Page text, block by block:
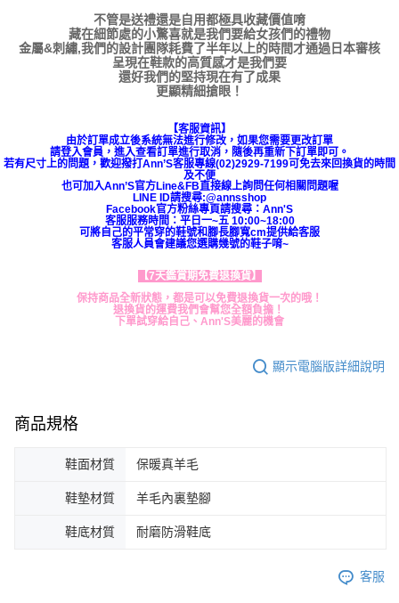
不管是送禮還是自用都極具收藏價值唷
藏在細節處的小驚喜就是我們要給女孩們的禮物
金屬&刺繡,我們的設計團隊耗費了半年以上的時間才通過日本審核
呈現在鞋款的高質感才是我們要
還好我們的堅持現在有了成果
更顯精細搶眼！
【客服資訊】
由於訂單成立後系統無法進行修改，如果您需要更改訂單
請登入會員，進入查看訂單進行取消，隨後再重新下訂單即可。
若有尺寸上的問題，歡迎撥打Ann’S客服專線(02)2929-7199可免去來回換貨的時間
及不便
也可加入Ann’S官方Line&FB直接線上詢問任何相關問題喔
LINE ID請搜尋:@annsshop
Facebook官方粉絲專頁請搜尋：Ann'S
客服服務時間：平日一~五 10:00~18:00
可將自己的平常穿的鞋號和腳長腳寬cm提供給客服
客服人員會建議您選購幾號的鞋子唷~
【7天鑑賞期免費退換貨】
保持商品全新狀態，都是可以免費退換貨一次的哦！
退換貨的運費我們會幫您全額負擔！
下單試穿給自己、Ann'S美麗的機會
顯示電腦版詳細說明
商品規格
鞋面材質 保暖真羊毛
鞋墊材質 羊毛內裏墊腳
鞋底材質 耐磨防滑鞋底
客服